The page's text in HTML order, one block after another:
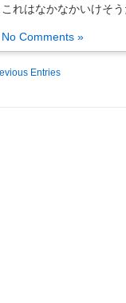
これはなかなかいけそ
No Comments »
Entries